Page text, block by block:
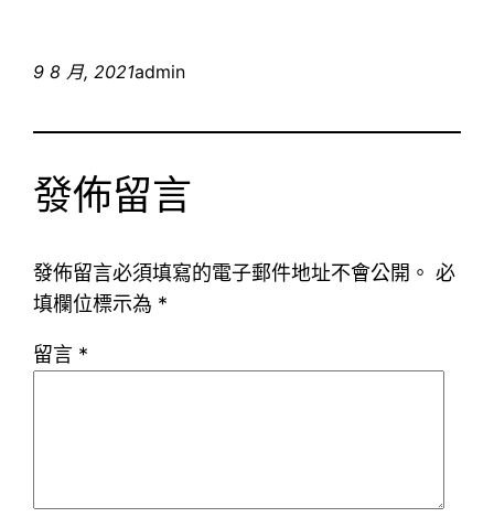
9 8 月, 2021admin
發佈留言
發佈留言必須填寫的電子郵件地址不會公開。 必
填欄位標示為 *
留言 *